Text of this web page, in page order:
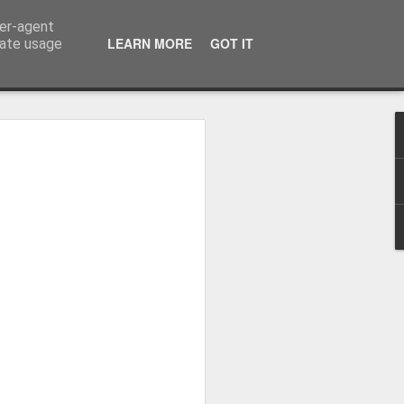
agent
usage
LEARN MORE GOT IT